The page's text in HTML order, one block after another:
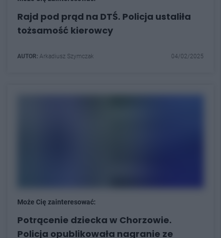
Rajd pod prąd na DTŚ. Policja ustaliła
tożsamość kierowcy
AUTOR: Arkadiusz Szymczak 04/02/2025
Może Cię zainteresować:
Potrącenie dziecka w Chorzowie.
Policja opublikowała nagranie ze